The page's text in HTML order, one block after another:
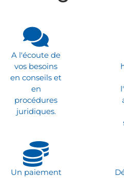
A l'écoute de
vos besoins
en conseils et
en
procédures
juridiques.
Un paiement